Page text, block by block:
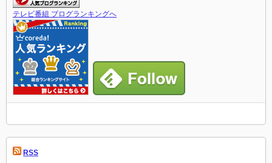
テレビ番組 ブログランキングへ
RSS